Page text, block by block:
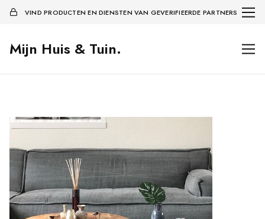
VIND PRODUCTEN EN DIENSTEN VAN GEVERIFIEERDE PARTNERS
Mijn Huis & Tuin.